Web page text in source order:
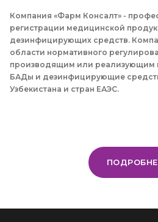
Компания «Фарм Консалт» -
регистрации медицинской
дезинфицирующих средств.
области нормативного
производящим или реализующим
БАДы и дезинфицирующие
Узбекистана и стран ЕАЭС.